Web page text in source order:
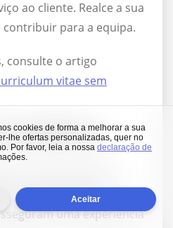
cookies de forma a melhorar a sua
lhe ofertas personalizadas, quer no
Por favor, leia a nossa declaração de
Aceitar
ao cliente. Realce a sua
para a equipa.
consulte o artigo
vitae sem
empregado de
reabastecem as
uma experiência